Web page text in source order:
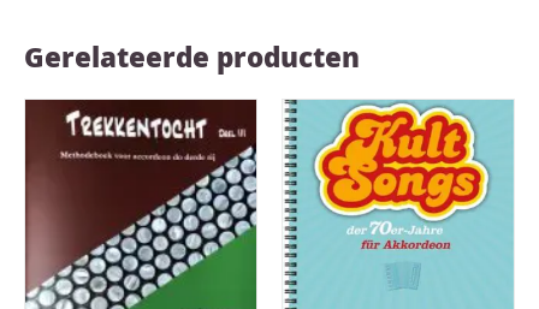
Gerelateerde producten